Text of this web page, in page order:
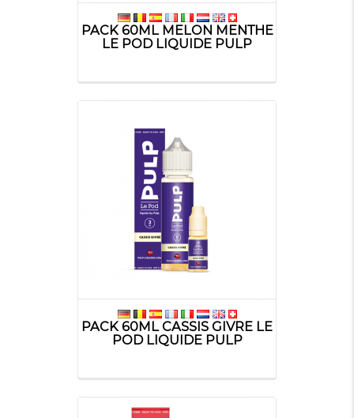
PACK 60ML MELON MENTHE
LE POD LIQUIDE PULP
PACK 60ML CASSIS GIVRE LE
POD LIQUIDE PULP